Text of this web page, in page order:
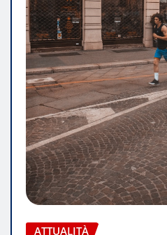
ATTUALITÀ